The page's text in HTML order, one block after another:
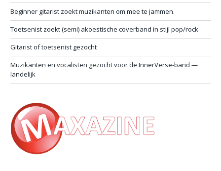
Beginner gitarist zoekt muzikanten om mee te jammen.
Toetsenist zoekt (semi) akoestische coverband in stijl pop/rock
Gitarist of toetsenist gezocht
Muzikanten en vocalisten gezocht voor de InnerVerse-band —
landelijk